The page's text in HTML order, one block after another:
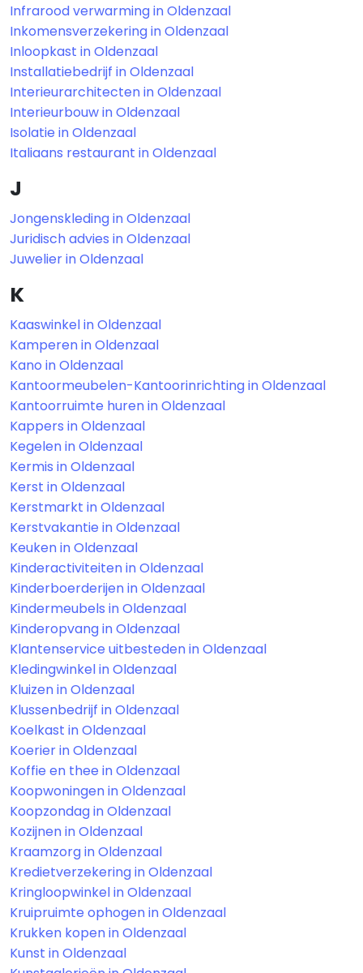
Infrarood verwarming in Oldenzaal
Inkomensverzekering in Oldenzaal
Inloopkast in Oldenzaal
Installatiebedrijf in Oldenzaal
Interieurarchitecten in Oldenzaal
Interieurbouw in Oldenzaal
Isolatie in Oldenzaal
Italiaans restaurant in Oldenzaal
J
Jongenskleding in Oldenzaal
Juridisch advies in Oldenzaal
Juwelier in Oldenzaal
K
Kaaswinkel in Oldenzaal
Kamperen in Oldenzaal
Kano in Oldenzaal
Kantoormeubelen-Kantoorinrichting in Oldenzaal
Kantoorruimte huren in Oldenzaal
Kappers in Oldenzaal
Kegelen in Oldenzaal
Kermis in Oldenzaal
Kerst in Oldenzaal
Kerstmarkt in Oldenzaal
Kerstvakantie in Oldenzaal
Keuken in Oldenzaal
Kinderactiviteiten in Oldenzaal
Kinderboerderijen in Oldenzaal
Kindermeubels in Oldenzaal
Kinderopvang in Oldenzaal
Klantenservice uitbesteden in Oldenzaal
Kledingwinkel in Oldenzaal
Kluizen in Oldenzaal
Klussenbedrijf in Oldenzaal
Koelkast in Oldenzaal
Koerier in Oldenzaal
Koffie en thee in Oldenzaal
Koopwoningen in Oldenzaal
Koopzondag in Oldenzaal
Kozijnen in Oldenzaal
Kraamzorg in Oldenzaal
Kredietverzekering in Oldenzaal
Kringloopwinkel in Oldenzaal
Kruipruimte ophogen in Oldenzaal
Krukken kopen in Oldenzaal
Kunst in Oldenzaal